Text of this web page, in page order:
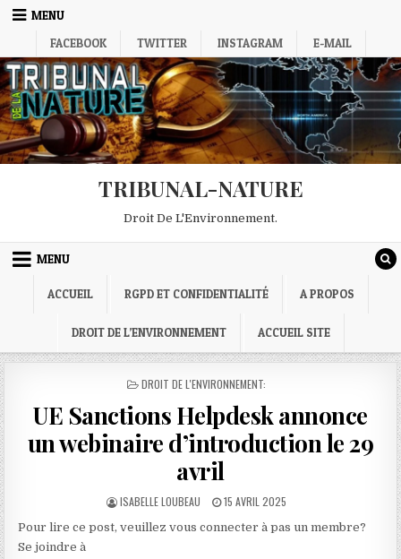
Skip
MENU
FACEBOOK
TWITTER INSTAGRAM E-MAIL
TRIBUNAL-NATURE
Droit De L'Environnement.
MENU
ACCUEIL RGPD ET CONFIDENTIALITÉ A PROPOS
DROIT DE L’ENVIRONNEMENT ACCUEIL SITE
POSTED
DROIT DE L'ENVIRONNEMENT:
UE Sanctions Helpdesk annonce
un webinaire d’introduction le 29
avril
AUTHOR:
ISABELLE LOUBEAU
PUBLISHED
15 AVRIL 2025
Pour lire ce post, veuillez vous connecter à pas un membre?
Se joindre à